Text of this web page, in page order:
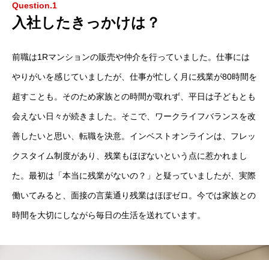
Question.1
入社したきっかけは？
前職は1Rマンションの販売や仲介を行っていました。仕事には
やりがいを感じていましたが、仕事が忙しく月に残業が80時間を
超すことも。そのため家族との時間が取れず、平日は子どもとも
会えない日々が続きました。そこで、ワークライフバランスを改
善したいと思い、転職を決意。インベストオンラインは、フレッ
クスタイム制度があり、残業もほぼないという点に惹かれまし
た。最初は「本当に残業がないの？」と疑っていましたが、実際
働いてみると、面接の言葉通り残業はほぼゼロ。今では家族との
時間を大切にしながら毎日の生活を送れています。